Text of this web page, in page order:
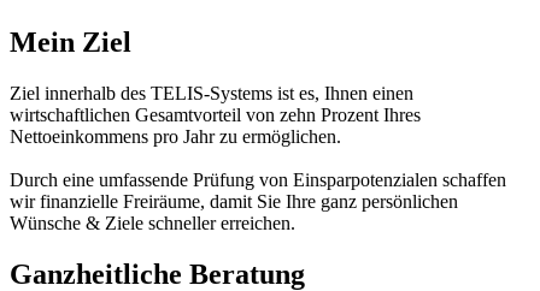
Mein Ziel
Ziel innerhalb des TELIS-Systems ist es, Ihnen einen
wirtschaftlichen Gesamtvorteil von zehn Prozent Ihres
Nettoeinkommens pro Jahr zu ermöglichen.
Durch eine umfassende Prüfung von Einsparpotenzialen schaffen
wir finanzielle Freiräume, damit Sie Ihre ganz persönlichen
Wünsche & Ziele schneller erreichen.
Ganzheitliche Beratung